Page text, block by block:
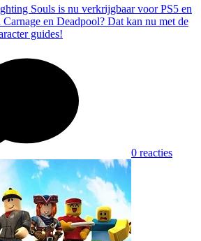
Souls is nu verkrijgbaar voor PS5 en
en Deadpool? Dat kan nu met de
guides!
0 reacties